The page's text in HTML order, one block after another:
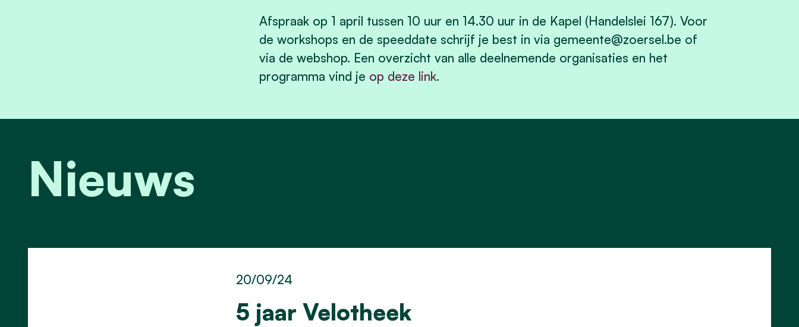
Afspraak op 1 april tussen 10 uur en 14.30 uur in de Kapel (Handelslei 167). Voor
de workshops en de speeddate schrijf je best in via gemeente@zoersel.be of
via de webshop. Een overzicht van alle deelnemende organisaties en het
programma vind je op deze link.
Nieuws
5 jaar Velotheek
20/09/24